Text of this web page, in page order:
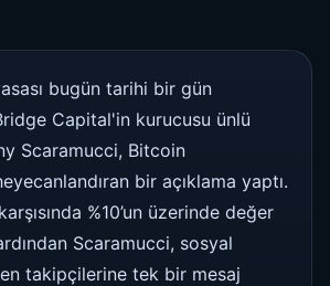
bugün tarihi bir gün
Capital'in kurucusu ünlü
Scaramucci, Bitcoin
heyecanlandıran bir açıklama yaptı.
%10’un üzerinde değer
Scaramucci, sosyal
takipçilerine tek bir mesaj